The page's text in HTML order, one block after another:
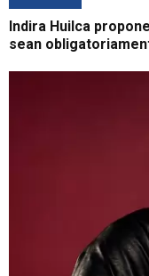
Indira Huilca
sean